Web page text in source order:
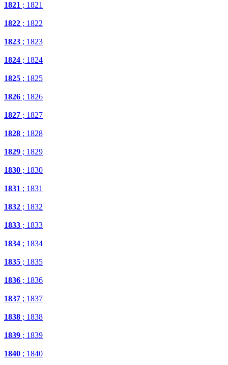
1821 ; 1821
1822 ; 1822
1823 ; 1823
1824 ; 1824
1825 ; 1825
1826 ; 1826
1827 ; 1827
1828 ; 1828
1829 ; 1829
1830 ; 1830
1831 ; 1831
1832 ; 1832
1833 ; 1833
1834 ; 1834
1835 ; 1835
1836 ; 1836
1837 ; 1837
1838 ; 1838
1839 ; 1839
1840 ; 1840